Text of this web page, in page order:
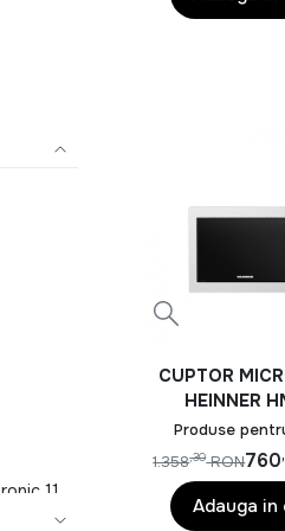
CUPTOR
HEINNER
Produse
760
1.358,30 RON
Adauga in